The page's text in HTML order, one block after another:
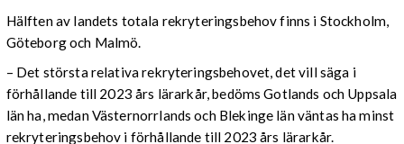
Hälften av landets totala rekryteringsbehov finns i Stockholm,
Göteborg och Malmö.
– Det största relativa rekryteringsbehovet, det vill säga i
förhållande till 2023 års lärarkår, bedöms Gotlands och Uppsala
län ha, medan Västernorrlands och Blekinge län väntas ha minst
rekryteringsbehov i förhållande till 2023 års lärarkår.